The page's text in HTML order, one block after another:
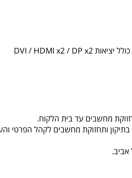
מחשבים עד בית הלקוח.